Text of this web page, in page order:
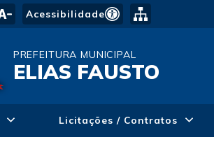
Acessibilidade
PREFEITURA MUNICIPAL
ELIAS FAUSTO
Licitações / Contratos